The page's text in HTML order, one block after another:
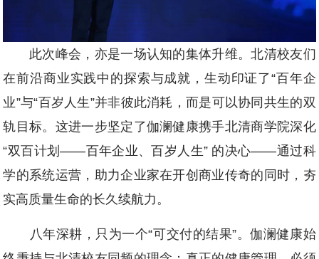
此次峰会，亦是一场认知的集体升维。北清校友们
在前沿商业实践中的探索与成就，生动印证了“百年企
业”与“百岁人生”并非彼此消耗，而是可以协同共生的双
轨目标。这进一步坚定了伽澜健康携手北清商学院深化
“双百计划——百年企业、百岁人生” 的决心——通过科
学的系统运营，助力企业家在开创商业传奇的同时，夯
实高质量生命的长久续航力。
八年深耕，只为一个“可交付的结果”。伽澜健康始